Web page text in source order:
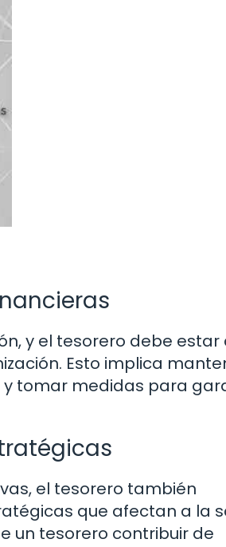
y el tesorero debe estar
Esto implica
tomar medidas para
el tesorero también
que afectan a la
un tesorero contribuir de